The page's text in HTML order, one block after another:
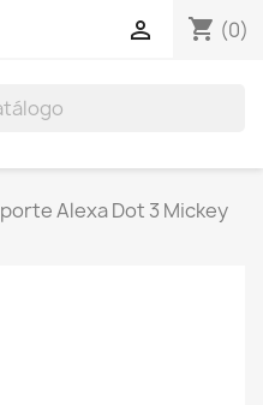
shopping_cart (0)

Alexa Dot 3 Mickey